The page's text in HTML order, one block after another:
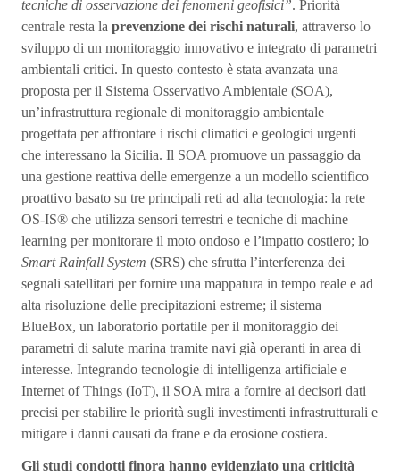
tecniche di osservazione dei fenomeni geofisici”. Priorità
centrale resta la prevenzione dei rischi naturali, attraverso lo
sviluppo di un monitoraggio innovativo e integrato di parametri
ambientali critici. In questo contesto è stata avanzata una
proposta per il Sistema Osservativo Ambientale (SOA),
un’infrastruttura regionale di monitoraggio ambientale
progettata per affrontare i rischi climatici e geologici urgenti
che interessano la Sicilia. Il SOA promuove un passaggio da
una gestione reattiva delle emergenze a un modello scientifico
proattivo basato su tre principali reti ad alta tecnologia: la rete
OS-IS® che utilizza sensori terrestri e tecniche di machine
learning per monitorare il moto ondoso e l’impatto costiero; lo
Smart Rainfall System (SRS) che sfrutta l’interferenza dei
segnali satellitari per fornire una mappatura in tempo reale e ad
alta risoluzione delle precipitazioni estreme; il sistema
BlueBox, un laboratorio portatile per il monitoraggio dei
parametri di salute marina tramite navi già operanti in area di
interesse. Integrando tecnologie di intelligenza artificiale e
Internet of Things (IoT), il SOA mira a fornire ai decisori dati
precisi per stabilire le priorità sugli investimenti infrastrutturali e
mitigare i danni causati da frane e da erosione costiera.
Gli studi condotti finora hanno evidenziato una criticità